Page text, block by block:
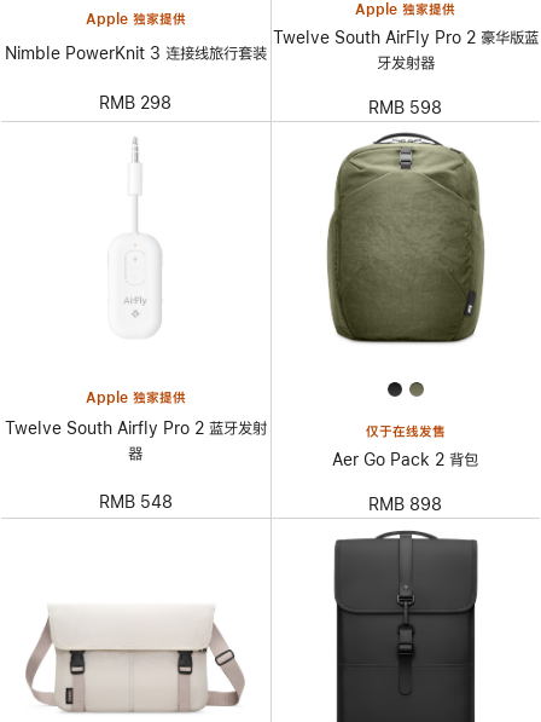
Apple 独家提供
Nimble PowerKnit 3 连接线旅行套装
RMB 298
Apple 独家提供
Twelve South AirFly Pro 2 豪华版蓝
牙发射器
RMB 598
Apple 独家提供
Twelve South Airfly Pro 2 蓝牙发射
器
RMB 548
仅于在线发售
Aer Go Pack 2 背包
RMB 898